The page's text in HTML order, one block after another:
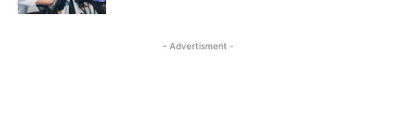
- Advertisment -